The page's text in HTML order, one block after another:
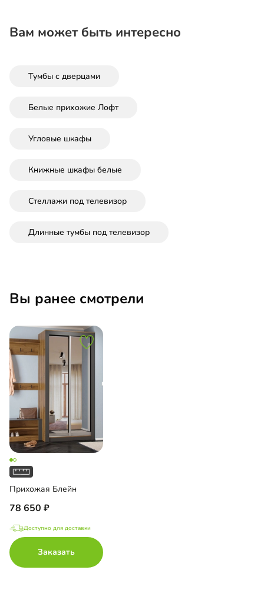
Вам может быть интересно
Тумбы с дверцами
Белые прихожие Лофт
Угловые шкафы
Книжные шкафы белые
Стеллажи под телевизор
Длинные тумбы под телевизор
Вы ранее смотрели
Прихожая Блейн
78 650
Доступно для доставки
Заказать